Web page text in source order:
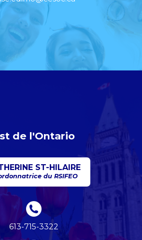
de l'Ontario
ST-HILAIRE
du RSIFEO
613-715-3322